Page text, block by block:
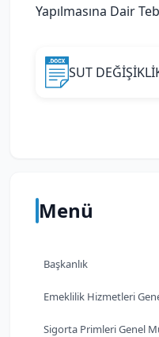
Menü
Başkanlık
Emeklilik Hizmetleri
Sigorta Primleri Genel
Yapılmasına Dair
SUT